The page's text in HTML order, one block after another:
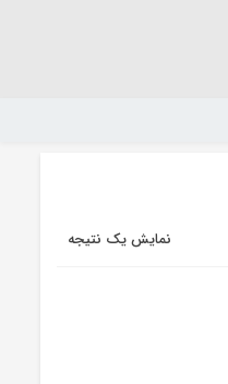
نمایش یک نتیجه